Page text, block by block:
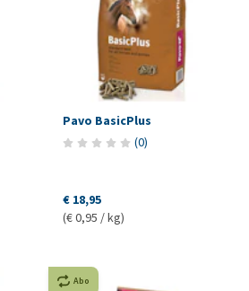
Pavo BasicPlus
(0)
€ 18,95
(€ 0,95 / kg)
Abo